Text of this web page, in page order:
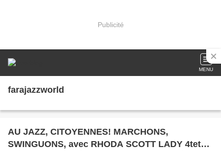
Publicité
MENU
farajazzworld
AU JAZZ, CITOYENNES! MARCHONS,
SWINGUONS, avec RHODA SCOTT LADY 4tet…